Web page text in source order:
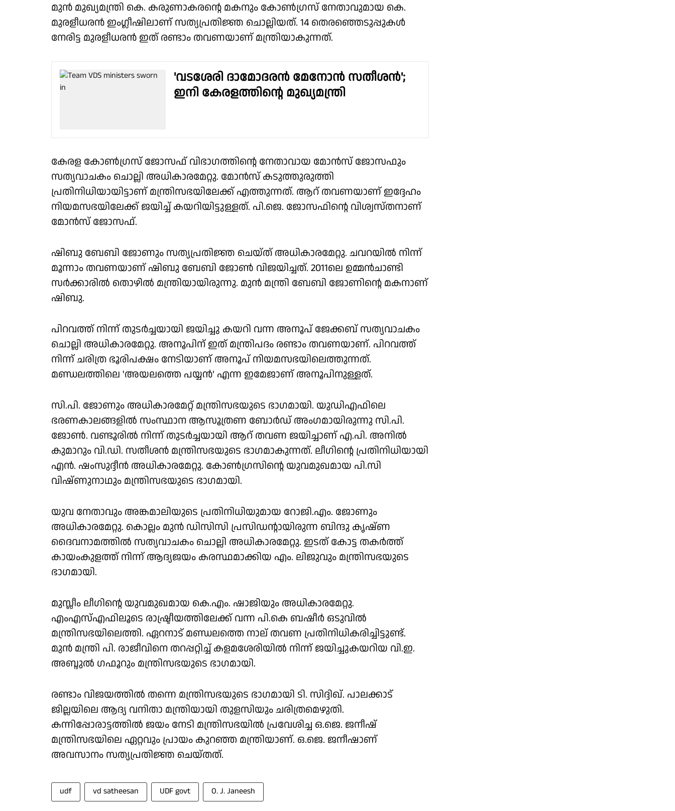
മുൻ മുഖ്യമന്ത്രി കെ. കരുണാകരൻ്റെ മകനും കോൺഗ്രസ് നേതാവുമായ കെ.
മുരളീധരൻ ഇംഗ്ലീഷിലാണ് സത്യപ്രതിജ്ഞ ചൊല്ലിയത്. 14 തെരഞ്ഞെടുപ്പുകൾ
നേരിട്ട മുരളീധരൻ ഇത് രണ്ടാം തവണയാണ് മന്ത്രിയാകുന്നത്.
'വടശേരി ദാമോദരൻ മേനോൻ സതീശൻ';
ഇനി കേരളത്തിൻ്റെ മുഖ്യമന്ത്രി
കേരള കോൺഗ്രസ് ജോസഫ് വിഭാഗത്തിൻ്റെ നേതാവായ മോൻസ് ജോസഫും
സത്യവാചകം ചൊല്ലി അധികാരമേറ്റു. മോൻസ് കടുത്തുരുത്തി
പ്രതിനിധിയായിട്ടാണ് മന്ത്രിസഭയിലേക്ക് എത്തുന്നത്. ആറ് തവണയാണ് ഇദ്ദേഹം
നിയമസഭയിലേക്ക് ജയിച്ച് കയറിയിട്ടുള്ളത്. പി.ജെ. ജോസഫിൻ്റെ വിശ്വസ്തനാണ്
മോൻസ് ജോസഫ്.
ഷിബു ബേബി ജോണും സത്യപ്രതിജ്ഞ ചെയ്ത് അധികാരമേറ്റു. ചവറയിൽ നിന്ന്
മൂന്നാം തവണയാണ് ഷിബു ബേബി ജോൺ വിജയിച്ചത്. 2011ലെ ഉമ്മൻചാണ്ടി
സർക്കാരിൽ തൊഴിൽ മന്ത്രിയായിരുന്നു. മുൻ മന്ത്രി ബേബി ജോണിൻ്റെ മകനാണ്
ഷിബു.
പിറവത്ത് നിന്ന് തുടർച്ചയായി ജയിച്ചു കയറി വന്ന അനൂപ് ജേക്കബ് സത്യവാചകം
ചൊല്ലി അധികാരമേറ്റു. അനൂപിന് ഇത് മന്ത്രിപദം രണ്ടാം തവണയാണ്. പിറവത്ത്
നിന്ന് ചരിത്ര ഭൂരിപക്ഷം നേടിയാണ് അനൂപ് നിയമസഭയിലെത്തുന്നത്.
മണ്ഡലത്തിലെ 'അയലത്തെ പയ്യൻ' എന്ന ഇമേജാണ് അനൂപിനുള്ളത്.
സി.പി. ജോണും അധികാരമേറ്റ് മന്ത്രിസഭയുടെ ഭാഗമായി. യുഡിഎഫിലെ
ഭരണകാലങ്ങളിൽ സംസ്ഥാന ആസൂത്രണ ബോർഡ് അംഗമായിരുന്നു സി.പി.
ജോൺ. വണ്ടൂരിൽ നിന്ന് തുടർച്ചയായി ആറ് തവണ ജയിച്ചാണ് എ.പി. അനിൽ
കുമാറും വി.ഡി. സതീശൻ മന്ത്രിസഭയുടെ ഭാഗമാകുന്നത്. ലീഗിൻ്റെ പ്രതിനിധിയായി
എൻ. ഷംസുദ്ദീൻ അധികാരമേറ്റു. കോൺഗ്രസിൻ്റെ യുവമുഖമായ പി.സി
വിഷ്ണുനാഥും മന്ത്രിസഭയുടെ ഭാഗമായി.
യുവ നേതാവും അങ്കമാലിയുടെ പ്രതിനിധിയുമായ റോജി.എം. ജോണും
അധികാരമേറ്റു. കൊല്ലം മുൻ ഡിസിസി പ്രസിഡൻ്റായിരുന്ന ബിന്ദു കൃഷ്ണ
ദൈവനാമത്തിൽ സത്യവാചകം ചൊല്ലി അധികാരമേറ്റു. ഇടത് കോട്ട തകർത്ത്
കായംകുളത്ത് നിന്ന് ആദ്യജയം കരസ്ഥമാക്കിയ എം. ലിജുവും മന്ത്രിസഭയുടെ
ഭാഗമായി.
മുസ്ലീം ലീഗിൻ്റെ യുവമുഖമായ കെ.എം. ഷാജിയും അധികാരമേറ്റു.
എംഎസ്എഫിലൂടെ രാഷ്ട്രീയത്തിലേക്ക് വന്ന പി.കെ ബഷീർ ഒടുവിൽ
മന്ത്രിസഭയിലെത്തി. ഏറനാട് മണ്ഡലത്തെ നാല് തവണ പ്രതിനിധികരിച്ചിട്ടുണ്ട്.
മുൻ മന്ത്രി പി. രാജീവിനെ തറപ്പറ്റിച്ച് കളമശേരിയിൽ നിന്ന് ജയിച്ചുകയറിയ വി.ഇ.
അബ്ദുൽ ഗഫൂറും മന്ത്രിസഭയുടെ ഭാഗമായി.
രണ്ടാം വിജയത്തിൽ തന്നെ മന്ത്രിസഭയുടെ ഭാഗമായി ടി. സിദ്ദിഖ്. പാലക്കാട്
ജില്ലയിലെ ആദ്യ വനിതാ മന്ത്രിയായി തുളസിയും ചരിത്രമെഴുതി.
കന്നിപ്പോരാട്ടത്തിൽ ജയം നേടി മന്ത്രിസഭയിൽ പ്രവേശിച്ച ഒ.ജെ. ജനീഷ്
മന്ത്രിസഭയിലെ ഏറ്റവും പ്രായം കുറഞ്ഞ മന്ത്രിയാണ്. ഒ.ജെ. ജനീഷാണ്
അവസാനം സത്യപ്രതിജ്ഞ ചെയ്തത്.
udf vd satheesan UDF govt O. J. Janeesh